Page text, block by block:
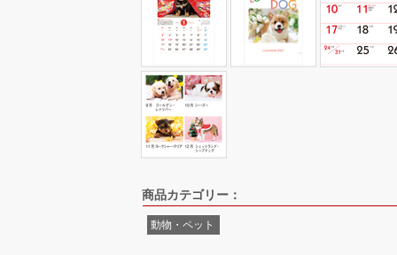
商品カテゴリー：
動物・ペット